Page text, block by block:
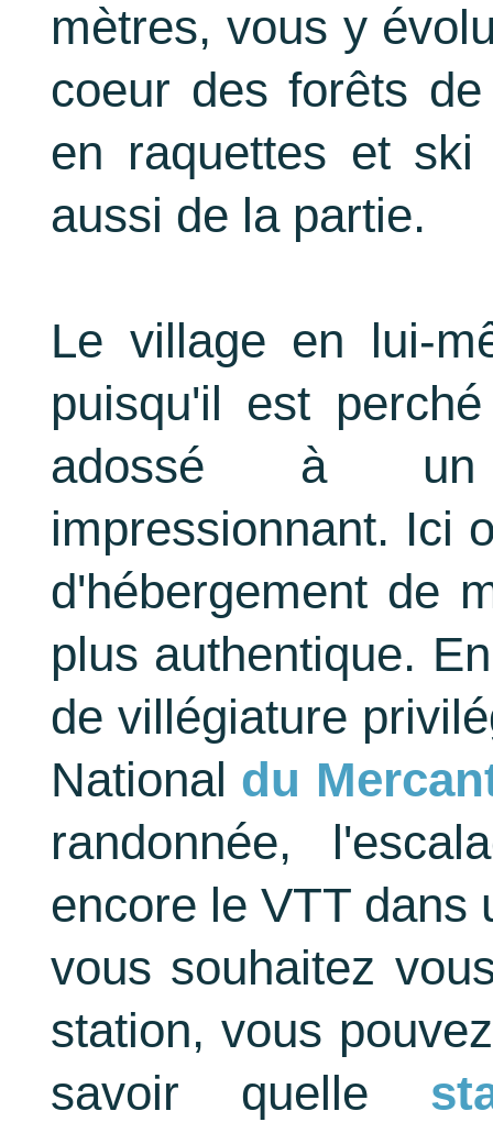
mètres, vous y
coeur des forêts
en raquettes et
aussi de la partie.
Le village en lui-
puisqu'il est
adossé à un
impressionnant. Ici
d'hébergement de
plus authentique.
de villégiature
National du
randonnée,
encore le VTT dans
vous souhaitez
station, vous
savoir quelle